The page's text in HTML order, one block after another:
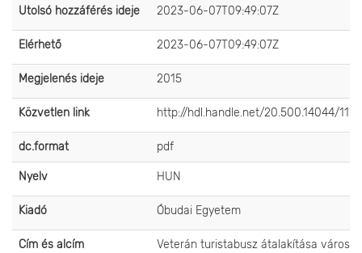
Utolsó hozzáférés ideje 2023-06-07T09:49:07Z
Elérhető 2023-06-07T09:49:07Z
Megjelenés ideje 2015
Közvetlen link http://hdl.handle.net/20.500.14044/
dc.format pdf
Nyelv HUN
Kiadó Óbudai Egyetem
Cím és alcím
Veterán turistabusz átalakítása városi